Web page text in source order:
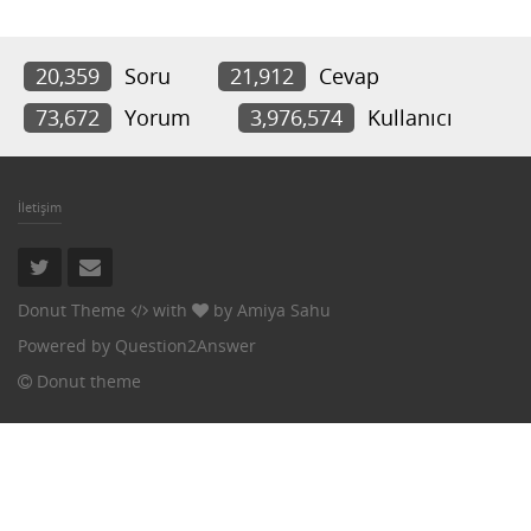
20,359 Soru 21,912
Cevap
73,672
Yorum 3,976,574 Kullanıcı
İletişim
Donut Theme with by Amiya Sahu
Powered by Question2Answer
Donut theme